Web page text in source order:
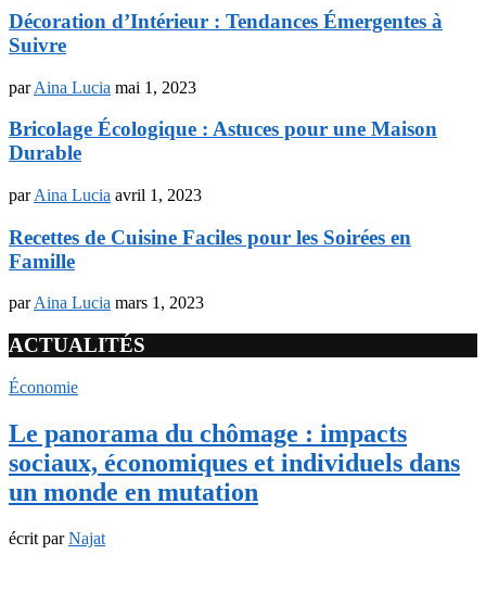
Décoration d’Intérieur : Tendances Émergentes à
Suivre
parAina Lucia mai 1, 2023
Bricolage Écologique : Astuces pour une Maison
Durable
parAina Lucia avril 1, 2023
Recettes de Cuisine Faciles pour les Soirées en
Famille
parAina Lucia mars 1, 2023
ACTUALITÉS
Économie
Le panorama du chômage : impacts
sociaux, économiques et individuels dans
un monde en mutation
écrit parNajat